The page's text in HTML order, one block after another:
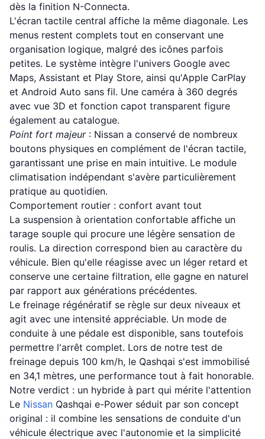
dès la finition N-Connecta.
L'écran tactile central affiche la même diagonale. Les
menus restent complets tout en conservant une
organisation logique, malgré des icônes parfois
petites. Le système intègre l'univers Google avec
Maps, Assistant et Play Store, ainsi qu'Apple CarPlay
et Android Auto sans fil. Une caméra à 360 degrés
avec vue 3D et fonction capot transparent figure
également au catalogue.
Point fort majeur: Nissan a conservé de nombreux
boutons physiques en complément de l'écran tactile,
garantissant une prise en main intuitive. Le module
climatisation indépendant s'avère particulièrement
pratique au quotidien.
Comportement routier : confort avant tout
La suspension à orientation confortable affiche un
tarage souple qui procure une légère sensation de
roulis. La direction correspond bien au caractère du
véhicule. Bien qu'elle réagisse avec un léger retard et
conserve une certaine filtration, elle gagne en naturel
par rapport aux générations précédentes.
Le freinage régénératif se règle sur deux niveaux et
agit avec une intensité appréciable. Un mode de
conduite à une pédale est disponible, sans toutefois
permettre l'arrêt complet. Lors de notre test de
freinage depuis 100 km/h, le Qashqai s'est immobilisé
en 34,1 mètres, une performance tout à fait honorable.
Notre verdict : un hybride à part qui mérite l'attention
Le Nissan Qashqai e-Power séduit par son concept
original : il combine les sensations de conduite d'un
véhicule électrique avec l'autonomie et la simplicité